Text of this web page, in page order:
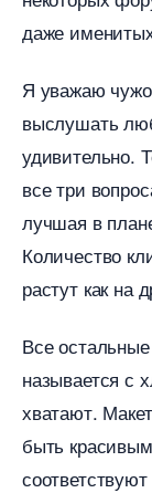
даже
Я уважаю
ыслушать
удивительно.
се три
лучшая в
Количество
растут как на
се остальные
называется с
хватают.
ыть